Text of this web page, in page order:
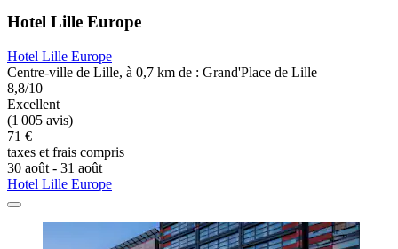
Hotel Lille Europe
Hotel Lille Europe
Centre-ville de Lille, à 0,7 km de : Grand'Place de Lille
8,8/10
Excellent
(1 005 avis)
71 €
taxes et frais compris
30 août - 31 août
Hotel Lille Europe